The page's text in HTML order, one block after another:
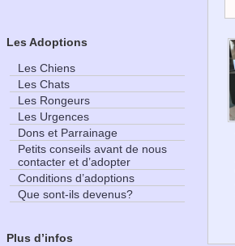
Les Adoptions
Les Chiens
Les Chats
Les Rongeurs
Les Urgences
Dons et Parrainage
Petits conseils avant de nous
contacter et d’adopter
Conditions d’adoptions
Que sont-ils devenus?
Plus d’infos